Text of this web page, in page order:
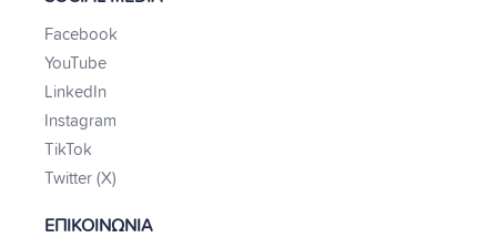
Facebook
YouTube
LinkedIn
Instagram
TikTok
Twitter (X)
ΕΠΙΚΟΙΝΩΝΙΑ